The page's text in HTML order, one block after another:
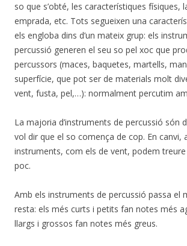
so que s’obté, les característiques físiques,
emprada, etc. Tots segueixen una
els engloba dins d’un mateix grup: els
percussió generen el seu so pel xoc que
percussors (maces, baquetes, martells,
superfície, que pot ser de materials molt
vent, fusta, pel,…): normalment percutim
La majoria d’instruments de percussió són
vol dir que el so comença de cop. En canvi,
instruments, com els de vent, podem
poc.
Amb els instruments de percussió passa el
resta: els més curts i petits fan notes més
llargs i grossos fan notes més greus.